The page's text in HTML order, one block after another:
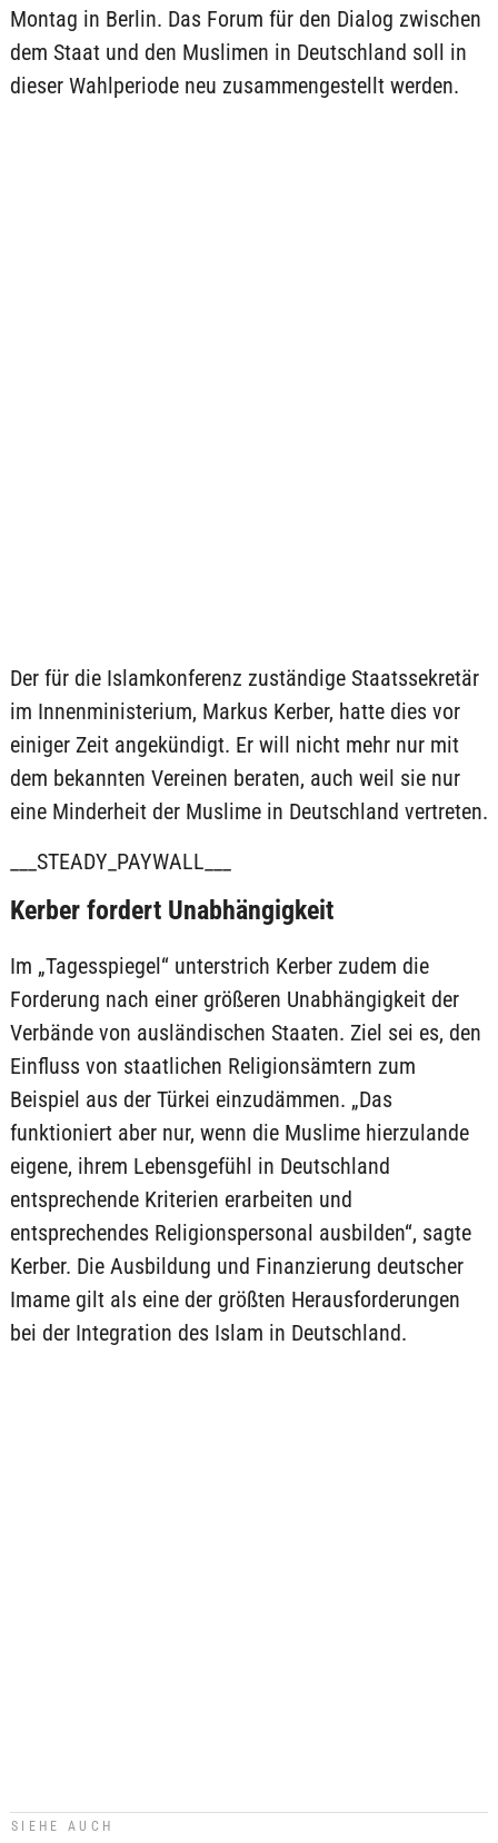
Montag in Berlin. Das Forum für den Dialog zwischen
dem Staat und den Muslimen in Deutschland soll in
dieser Wahlperiode neu zusammengestellt werden.
Der für die Islamkonferenz zuständige Staatssekretär
im Innenministerium, Markus Kerber, hatte dies vor
einiger Zeit angekündigt. Er will nicht mehr nur mit
dem bekannten Vereinen beraten, auch weil sie nur
eine Minderheit der Muslime in Deutschland vertreten.
___STEADY_PAYWALL___
Kerber fordert Unabhängigkeit
Im „Tagesspiegel“ unterstrich Kerber zudem die
Forderung nach einer größeren Unabhängigkeit der
Verbände von ausländischen Staaten. Ziel sei es, den
Einfluss von staatlichen Religionsämtern zum
Beispiel aus der Türkei einzudämmen. „Das
funktioniert aber nur, wenn die Muslime hierzulande
eigene, ihrem Lebensgefühl in Deutschland
entsprechende Kriterien erarbeiten und
entsprechendes Religionspersonal ausbilden“, sagte
Kerber. Die Ausbildung und Finanzierung deutscher
Imame gilt als eine der größten Herausforderungen
bei der Integration des Islam in Deutschland.
SIEHE AUCH